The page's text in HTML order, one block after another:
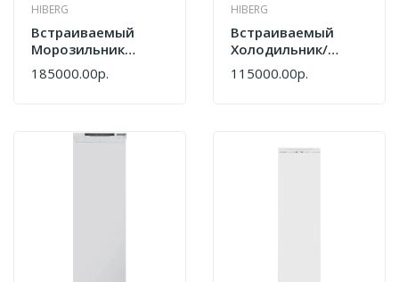
HIBERG
Встраиваемый
Морозильник
Hiberg I-FRB 35 W
185000.00р.
HIBERG
Встраиваемый
Холодильник/
Морозильник
Hiberg I-RFB 31 W
115000.00р.